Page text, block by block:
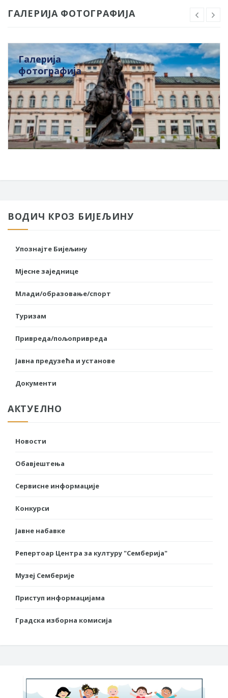
ГАЛЕРИЈА ФОТОГРАФИЈА
Галерија
фотографија
ВОДИЧ КРОЗ БИЈЕЉИНУ
Упознајте Бијељину
Мјесне заједнице
Млади/образовање/спорт
Туризам
Привреда/пољопривреда
Јавна предузећа и установе
Документи
АКТУЕЛНО
Новости
Обавјештења
Сервисне информације
Конкурси
Јавне набавке
Репертоар Центра за културу "Семберија"
Музеј Семберије
Приступ информацијама
Градска изборна комисија